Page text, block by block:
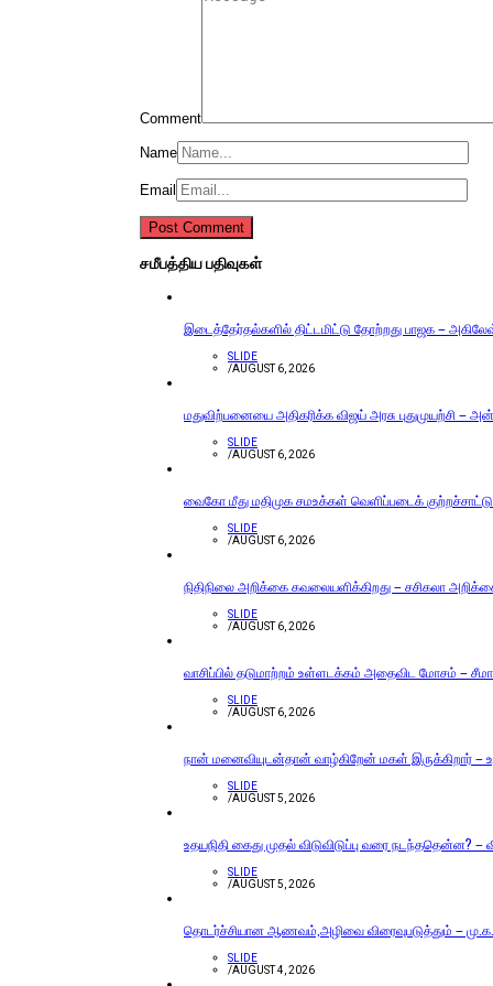
Comment
Name
Email
சமீபத்திய பதிவுகள்
இடைத்தேர்தல்களில் திட்டமிட்டு தோற்றது பாஜக – அகிலேஷ்
SLIDE
/AUGUST 6, 2026
மதுவிற்பனையை அதிகரிக்க விஜய் அரசு புதுமுயற்சி –
SLIDE
/AUGUST 6, 2026
வைகோ மீது மதிமுக சமஉக்கள் வெளிப்படைக் குற்றச்சாட்டு
SLIDE
/AUGUST 6, 2026
நிதிநிலை அறிக்கை கவலையளிக்கிறது – சசிகலா
SLIDE
/AUGUST 6, 2026
வாசிப்பில் தடுமாற்றம் உள்ளடக்கம் அதைவிட மோசம் –
SLIDE
/AUGUST 6, 2026
நான் மனைவியுடன்தான் வாழ்கிறேன் மகள் இருக்கிறார் –
SLIDE
/AUGUST 5, 2026
உதயநிதி கைது முதல் விடுவிடுப்பு வரை நடந்ததென்ன? –
SLIDE
/AUGUST 5, 2026
தொடர்ச்சியான ஆணவம்,அழிவை விரைவுபடுத்தும் –
SLIDE
/AUGUST 4, 2026